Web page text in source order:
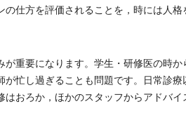
の仕方を評価されることを，時には人
重要になります。学生・研修医の時か
忙し過ぎることも問題です。日常診
おろか，ほかのスタッフからアドバイ